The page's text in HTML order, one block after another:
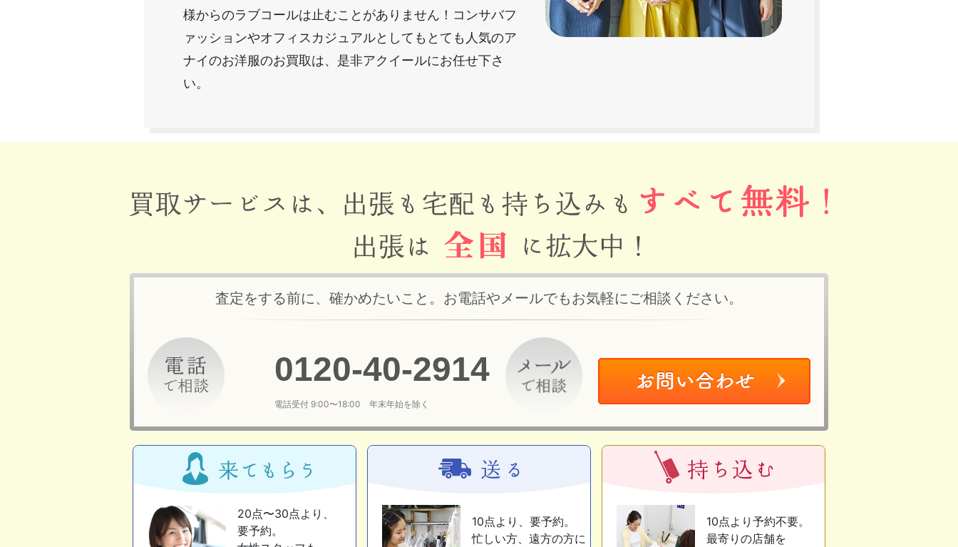
様からのラブコールは止むことがありません！コンサバフ
ァッションやオフィスカジュアルとしてもとても人気のア
ナイのお洋服のお買取は、是非アクイールにお任せ下さ
い。
査定をする前に、確かめたいこと。お電話やメールでもお気軽にご相談ください。
0120-40-2914
電話受付 9:00〜18:00 年末年始を除く
20点〜30点より、
要予約。
10点より、要予約。
忙しい方、遠方の方に
10点より予約不要。
最寄りの店舗を